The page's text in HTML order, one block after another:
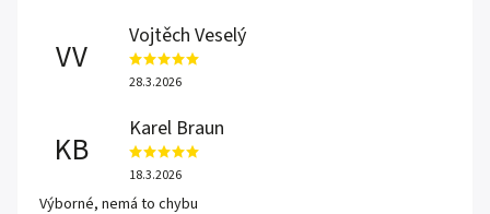
VV
Vojtěch Veselý
28.3.2026
KB
Karel Braun
18.3.2026
Výborné, nemá to chybu